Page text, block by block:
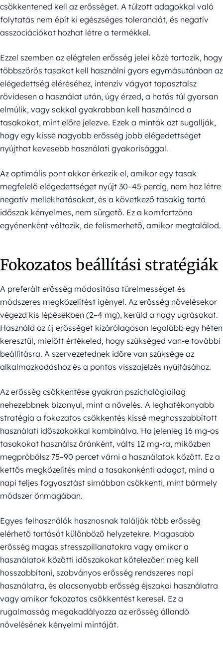
csökkentened kell az erősséget. A túlzott adagokkal való
folytatás nem épít ki egészséges toleranciát, és negatív
asszociációkat hozhat létre a termékkel.
Ezzel szemben az elégtelen erősség jelei közé tartozik, hogy
többszörös tasakot kell használni gyors egymásutánban az
elégedettség eléréséhez, intenzív vágyat tapasztalsz
rövidesen a használat után, úgy érzed, a hatás túl gyorsan
elmúlik, vagy sokkal gyakrabban kell használnod a
tasakokat, mint előre jelezve. Ezek a minták azt sugallják,
hogy egy kissé nagyobb erősség jobb elégedettséget
nyújthat kevesebb használati gyakorisággal.
Az optimális pont akkor érkezik el, amikor egy tasak
megfelelő elégedettséget nyújt 30–45 percig, nem hoz létre
negatív mellékhatásokat, és a következő tasakig tartó
időszak kényelmes, nem sürgető. Ez a komfortzóna
egyénenként változik, de felismerhető, amikor megtalálod.
Fokozatos beállítási stratégiák
A preferált erősség módosítása türelmességet és
módszeres megközelítést igényel. Az erősség növelésekor
végezd kis lépésekben (2–4 mg), kerüld a nagy ugrásokat.
Használd az új erősséget kizárólagosan legalább egy héten
keresztül, mielőtt értékeled, hogy szükséged van-e további
beállításra. A szervezetednek időre van szüksége az
alkalmazkodáshoz és a pontos visszajelzés nyújtásához.
Az erősség csökkentése gyakran pszichológiailag
nehezebbnek bizonyul, mint a növelés. A leghatékonyabb
stratégia a fokozatos csökkentés kissé meghosszabbított
használati időszakokkal kombinálva. Ha jelenleg 16 mg-os
tasakokat használsz óránként, válts 12 mg-ra, miközben
megpróbálsz 75–90 percet várni a használatok között. Ez a
kettős megközelítés mind a tasakonkénti adagot, mind a
napi teljes fogyasztást simábban csökkenti, mint bármely
módszer önmagában.
Egyes felhasználók hasznosnak találják több erősség
elérhető tartását különböző helyzetekre. Magasabb
erősség magas stresszpillanatokra vagy amikor a
használatok közötti időszakokat kötelezően meg kell
hosszabbítani, szabványos erősség rendszeres napi
használatra, és alacsonyabb erősség éjszakai használatra
vagy amikor fokozatos csökkentést keresel. Ez a
rugalmasság megakadályozza az erősség állandó
növelésének kényelmi mintáját.